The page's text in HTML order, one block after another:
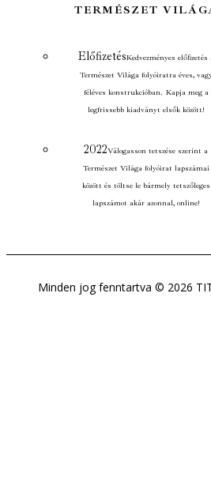
TERMÉSZET
ElőfizetésKedvezményes előfizetés
Természet Világa folyóiratra éves,
féléves konstrukcióban. Kapja meg a
legfrissebb kiadványt elsők között!
2022Válogasson tetszése szerint a
Természet Világa folyóirat lapszámai
között és töltse le bármely tetszőleges
lapszámot akár azonnal, online!
Minden jog fenntartva © 2026